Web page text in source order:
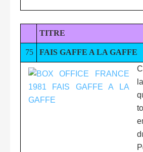
TITRE
75 FAIS GAFFE A LA GAFFE